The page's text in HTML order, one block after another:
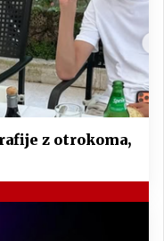
z otrokoma,